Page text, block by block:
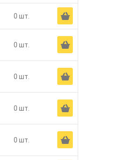
0 шт. Ä
0 шт. Ä
0 шт. Ä
0 шт. Ä
0 шт. Ä